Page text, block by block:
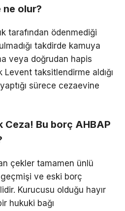
ne olur?
tarafından ödenmediği
takdirde kamuya
veya doğrudan hapis
Levent taksitlendirme aldığı
sürece cezaevine
Ceza! Bu borç AHBAP
çekler tamamen ünlü
ve eski borç
Kurucusu olduğu hayır
hukuki bağı